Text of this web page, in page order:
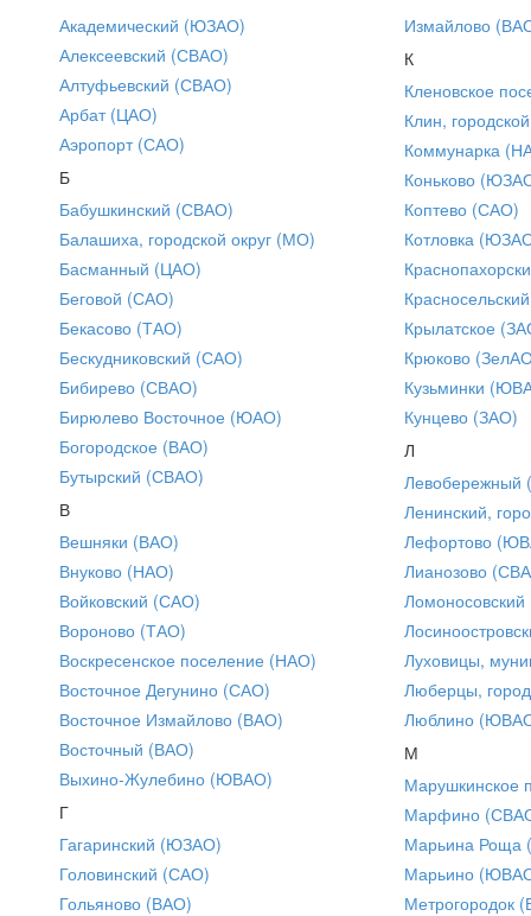
Академический (ЮЗАО)
Алексеевский (СВАО)
Алтуфьевский (СВАО)
Арбат (ЦАО)
Аэропорт (САО)
Б
Бабушкинский (СВАО)
Балашиха, городской округ (МО)
Басманный (ЦАО)
Беговой (САО)
Бекасово (ТАО)
Бескудниковский (САО)
Бибирево (СВАО)
Бирюлево Восточное (ЮАО)
Богородское (ВАО)
Бутырский (СВАО)
В
Вешняки (ВАО)
Внуково (НАО)
Войковский (САО)
Вороново (ТАО)
Воскресенское поселение (НАО)
Восточное Дегунино (САО)
Восточное Измайлово (ВАО)
Восточный (ВАО)
Выхино-Жулебино (ЮВАО)
Г
Гагаринский (ЮЗАО)
Головинский (САО)
Гольяново (ВАО)
Измайлово
К
Кленовское
Клин,
Коммунарка
Коньково
Коптево (САО)
Котловка
Крылатское
Крюково
Кузьминки
Кунцево (ЗАО)
Л
Ленинский,
Лефортово
Лианозово
Луховицы,
Люберцы,
Люблино
М
Марушкинское
Марфино
Марьина Роща
Марьино
Метрогородок